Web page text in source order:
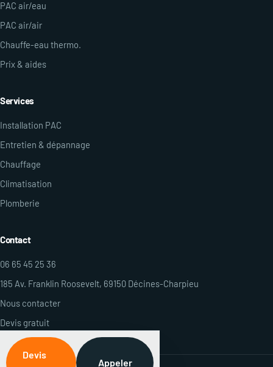
PAC air/eau
PAC air/air
Chauffe-eau thermo.
Prix & aides
Services
Installation PAC
Entretien & dépannage
Chauffage
Climatisation
Plomberie
Contact
06 65 45 25 36
185 Av. Franklin Roosevelt, 69150 Décines-Charpieu
Nous contacter
Devis gratuit
Devis
Appeler